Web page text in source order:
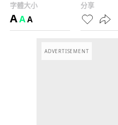
字體大小
AAA
分享
ADVERTISEMENT